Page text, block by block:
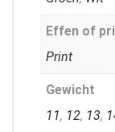
Effen of
Print
Gewicht
11, 12, 13,